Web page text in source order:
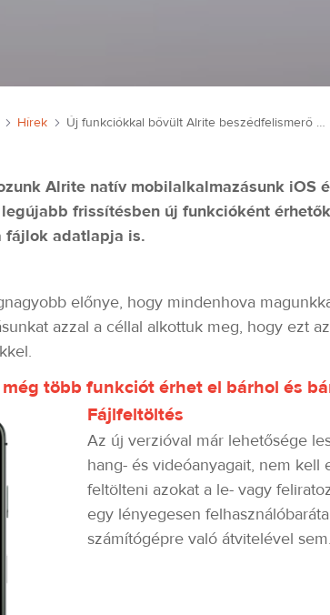
Hírek Új funkciókkal bővült Alrite beszédfelismerő rendszerünk mobilalkalmazás verziója
Alrite natív mobilalkalmazásunk iOS
frissítésben új funkcióként
fájlok adatlapja is.
előnye, hogy mindenhova
azzal a céllal alkottuk meg, hogy ezt
több funkciót érhet el bárhol és
Fájlfeltöltés
Az új verzióval már lehetősége
hang- és videóanyagait, nem
feltölteni azokat a le- vagy
egy lényegesen
számítógépre való átvitelével sem.